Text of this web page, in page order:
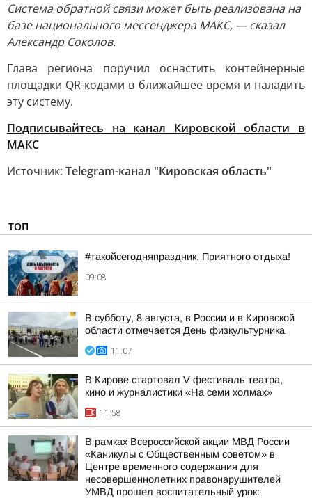
Система обратной связи может быть реализована на
базе национального мессенджера МАКС, — сказал
Александр Соколов.
Глава региона поручил оснастить контейнерные
площадки QR-кодами в ближайшее время и наладить
эту систему.
Подписывайтесь на канал Кировской области в
МАКС
Источник: Telegram-канал "Кировская область"
ТОП
#такойсегодняпраздник. Приятного отдыха!
09:08
В субботу, 8 августа, в России и в Кировской
области отмечается День физкультурника
11:07
В Кирове стартовал V фестиваль театра,
кино и журналистики «На семи холмах»
11:58
В рамках Всероссийской акции МВД России
«Каникулы с Общественным советом» в
Центре временного содержания для
несовершеннолетних правонарушителей
УМВД прошел воспитательный урок: